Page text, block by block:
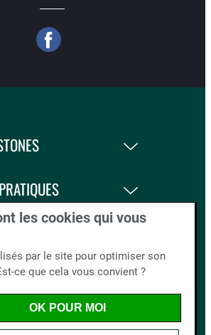
CO.
les cookies qui vous
par le site pour optimiser son
ce que cela vous convient ?
OK POUR MOI